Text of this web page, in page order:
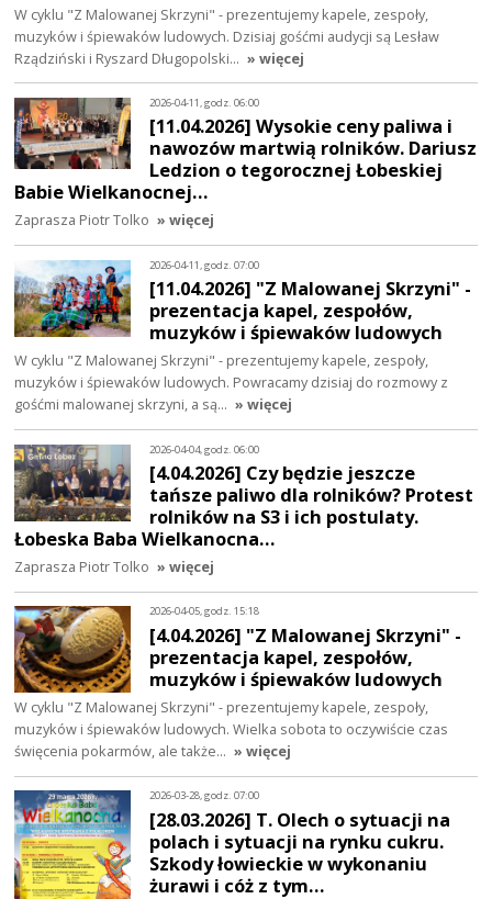
W cyklu "Z Malowanej Skrzyni" - prezentujemy kapele, zespoły,
muzyków i śpiewaków ludowych. Dzisiaj gośćmi audycji są Lesław
Rządziński i Ryszard Długopolski… » więcej
2026-04-11, godz. 06:00
[11.04.2026] Wysokie ceny paliwa i
nawozów martwią rolników. Dariusz
Ledzion o tegorocznej Łobeskiej
Babie Wielkanocnej…
Zaprasza Piotr Tolko » więcej
2026-04-11, godz. 07:00
[11.04.2026] "Z Malowanej Skrzyni" -
prezentacja kapel, zespołów,
muzyków i śpiewaków ludowych
W cyklu "Z Malowanej Skrzyni" - prezentujemy kapele, zespoły,
muzyków i śpiewaków ludowych. Powracamy dzisiaj do rozmowy z
gośćmi malowanej skrzyni, a są… » więcej
2026-04-04, godz. 06:00
[4.04.2026] Czy będzie jeszcze
tańsze paliwo dla rolników? Protest
rolników na S3 i ich postulaty.
Łobeska Baba Wielkanocna…
Zaprasza Piotr Tolko » więcej
2026-04-05, godz. 15:18
[4.04.2026] "Z Malowanej Skrzyni" -
prezentacja kapel, zespołów,
muzyków i śpiewaków ludowych
W cyklu "Z Malowanej Skrzyni" - prezentujemy kapele, zespoły,
muzyków i śpiewaków ludowych. Wielka sobota to oczywiście czas
święcenia pokarmów, ale także… » więcej
2026-03-28, godz. 07:00
[28.03.2026] T. Olech o sytuacji na
polach i sytuacji na rynku cukru.
Szkody łowieckie w wykonaniu
żurawi i cóż z tym…